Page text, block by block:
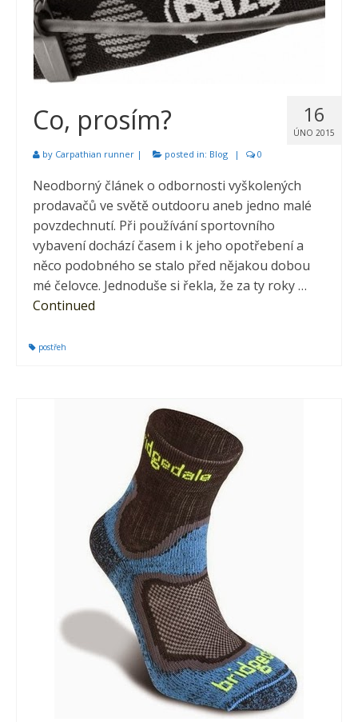
16
ÚNO 2015
Co, prosím?
by Carpathian runner | posted in: Blog | 0
Neodborný článek o odbornosti vyškolených
prodavačů ve světě outdooru aneb jedno malé
povzdechnutí. Při používání sportovního
vybavení dochází časem i k jeho opotřebení a
něco podobného se stalo před nějakou dobou
mé čelovce. Jednoduše si řekla, že za ty roky …
Continued
postřeh